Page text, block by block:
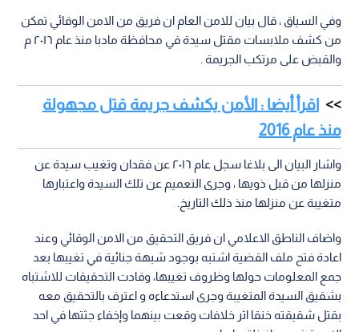
وفي السياق ، قال بيان للامن العام ان فريق من الامن الوقائي تمكن
من كشف ملابسات مقتل سيدة في محافظة مادبا منذ عام ٢٠١٦ م
والقبض على مرتكب الجريمة .
اقرأ أيضا : الأمن يكشف جريمة قتل مجهولة
منذ عام 2016
واشار البيان الى بلاغا سجل عام ٢٠١٦ عن فقدان وتغيب سيدة عن
منزلها من قبل ذويها ، وجرى التعميم عن تلك السيدة واعتبارها
متغيبة عن منزلها منذ ذلك التاريخ.
واضاف الناطق الاعلامي ان فريق التحقيق من الامن الوقائي وعند
اعادة فتح ملف القضية اشتبه بوجود شبهة جنائية في تغيبها بعد
جمع المعلومات حولها وظروف تغيبها، وقادت التحقيقات للاشتباه
بشقيق السيدة المتغيبة وجرى استدعاءه و اعترف بالتحقيق معه
بقتل شقيقته خنقا اثر خلافات وقعت بينهما وإخفاء جثتها في احد